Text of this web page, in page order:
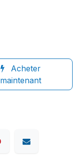
Acheter
maintenant